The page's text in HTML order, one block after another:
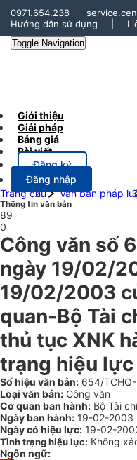
0971.654.238
Hướng dẫn sử dụng
Toggle Navigation
Giới thiệu
Giải pháp
Bảng giá
Bài viết
Đăng ký
Đăng nhập
Trang chủ
Văn bản pháp
Thông tin văn bản
89
0
Công văn số
ngày 19/02/
19/02/2003
quan-Bộ Tài
thủ tục XNK
trạng hiệu
Số hiệu văn bản: 654/
Loại văn bản: Công văn
Cơ quan ban hành: Bộ Tài
Ngày ban hành: 19-02-2003
Ngày có hiệu lực: 19-02-
Tình trạng hiệu lực: Không
Ngôn ngữ: